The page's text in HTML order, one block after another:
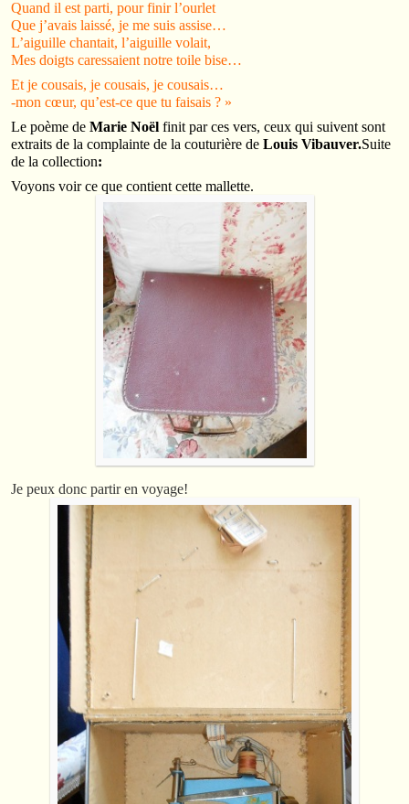
Quand il est parti, pour finir l’ourlet
Que j’avais laissé, je me suis assise…
L’aiguille chantait, l’aiguille volait,
Mes doigts caressaient notre toile bise…
Et je cousais, je cousais, je cousais…
-mon cœur, qu’est-ce que tu faisais ? »
Le poème de Marie Noël finit par ces vers, ceux qui suivent sont
extraits de la complainte de la couturière de Louis Vibauver.Suite
de la collection:
Voyons voir ce que contient cette mallette.
Je peux donc partir en voyage!